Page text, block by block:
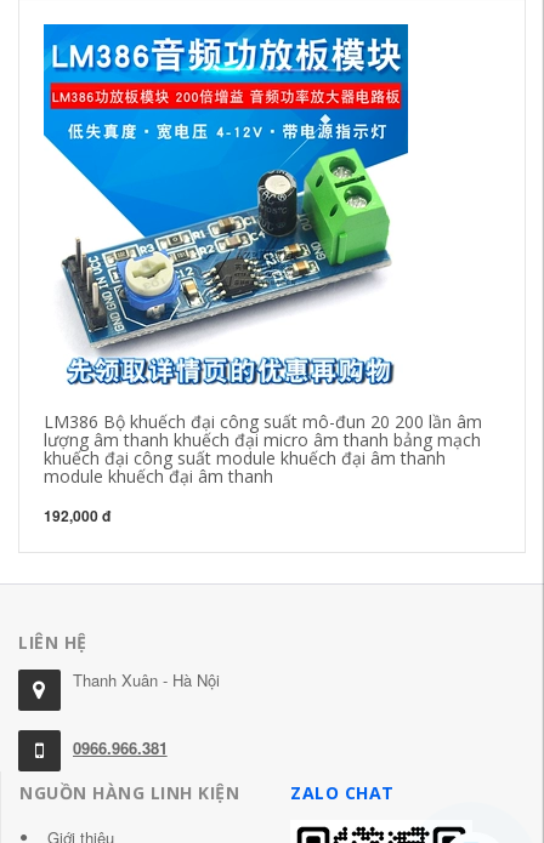
LM386 Bộ khuếch đại công suất mô-đun 20 200 lần âm
lượng âm thanh khuếch đại micro âm thanh bảng mạch
khuếch đại công suất module khuếch đại âm thanh
module khuếch đại âm thanh
192,000 đ
LIÊN HỆ
Thanh Xuân - Hà Nội
0966.966.381
NGUỒN HÀNG LINH KIỆN
Giới thiệu
ZALO CHAT